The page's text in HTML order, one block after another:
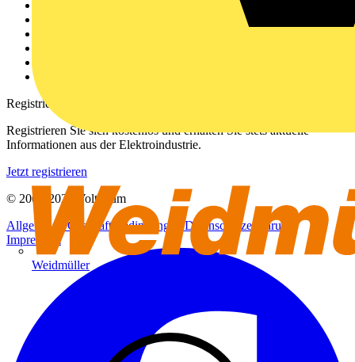
Weidmüller
Registrierung
Registrieren Sie sich kostenlos und erhalten Sie stets aktuelle
Informationen aus der Elektroindustrie.
Jetzt registrieren
© 2002-
2026
Voltimum
Allgemeine GeschäftsbedingungenDatenschutzerklärung
Impressum